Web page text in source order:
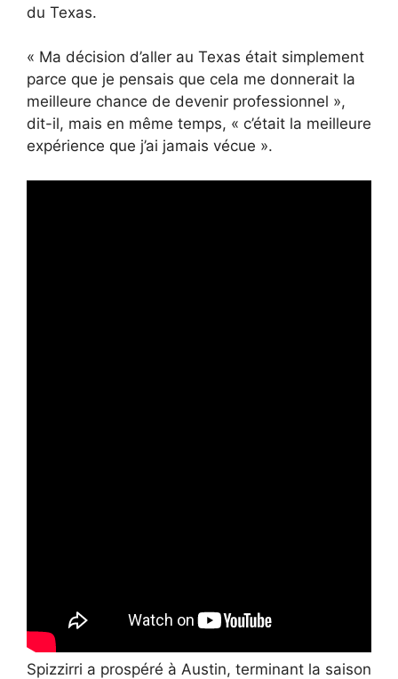
du Texas.
« Ma décision d’aller au Texas était simplement
parce que je pensais que cela me donnerait la
meilleure chance de devenir professionnel »,
dit-il, mais en même temps, « c’était la meilleure
expérience que j’ai jamais vécue ».
Spizzirri a prospéré à Austin, terminant la saison